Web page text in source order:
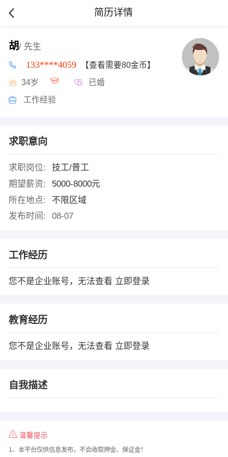
简历详情
胡/ 先生
133****4059 【查看需要80金币】
34岁 已婚
工作经验
求职意向
求职岗位:
技工/普工
期望薪资:
5000-8000元
所在地点:
不限区域
发布时间:
08-07
工作经历
您不是企业账号，无法查看 立即登录
教育经历
您不是企业账号，无法查看 立即登录
自我描述
温馨提示
1、本平台仅供信息发布，不会收取押金、保证金！